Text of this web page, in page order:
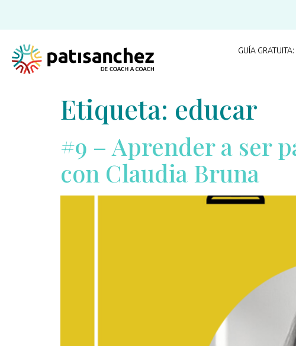
GUÍA
Etiqueta: educar
#9 – Aprender a ser
con Claudia Bruna